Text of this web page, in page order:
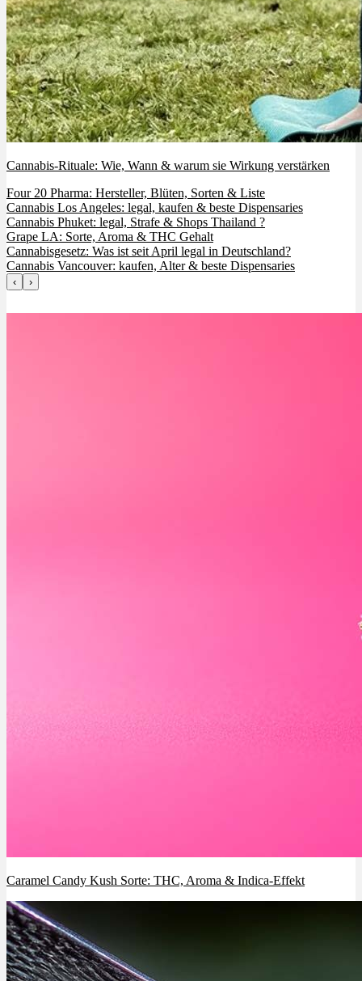
Cannabis-Rituale: Wie, Wann & warum sie Wirkung verstärken
Four 20 Pharma: Hersteller, Blüten, Sorten & Liste
Cannabis Los Angeles: legal, kaufen & beste Dispensaries
Cannabis Phuket: legal, Strafe & Shops Thailand ?
Grape LA: Sorte, Aroma & THC Gehalt
Cannabisgesetz: Was ist seit April legal in Deutschland?
Cannabis Vancouver: kaufen, Alter & beste Dispensaries
‹ ›
Caramel Candy Kush Sorte: THC, Aroma & Indica-Effekt